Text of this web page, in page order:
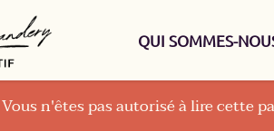
QUI SOMMES-
Vous n'êtes pas autorisé à lire cette